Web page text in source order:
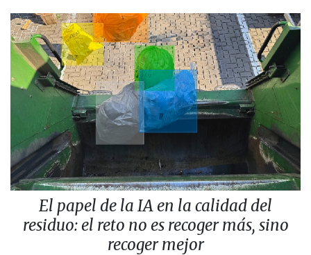
El papel de la IA en la calidad del
residuo: el reto no es recoger más, sino
recoger mejor